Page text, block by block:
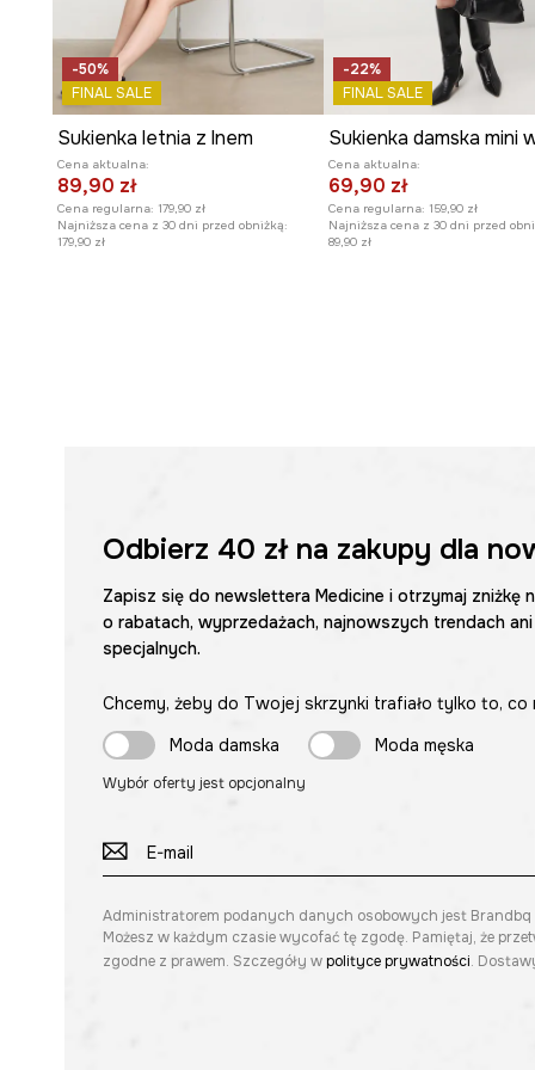
-50%
FINAL SALE
Sukienka letnia z lnem
Cena aktualna:
89,90 zł
Cena regularna: 179,90 zł
Najniższa cena z 30 dni przed obniżką:
179,90 zł
-22%
FINAL SALE
Cena aktualna:
69,90 zł
Cena regularna: 159,90 zł
Najniższa cena z 30 dni przed
89,90 zł
Odbierz 40 złna zakupy dla
Zapisz się do newslettera Medicine i otrzymaj zniżkę
o rabatach, wyprzedażach, najnowszych trendach
specjalnych.
Chcemy, żeby do Twojej skrzynki trafiało tylko to,
Moda damska
Moda męska
Wybór oferty jest opcjonalny
Administratorem podanych danych osobowych jest Brandbq
Możesz w każdym czasie wycofać tę zgodę. Pamiętaj, że
zgodne z prawem. Szczegóły w polityce prywatności.